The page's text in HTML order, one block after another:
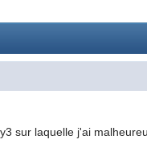
sur laquelle j'ai